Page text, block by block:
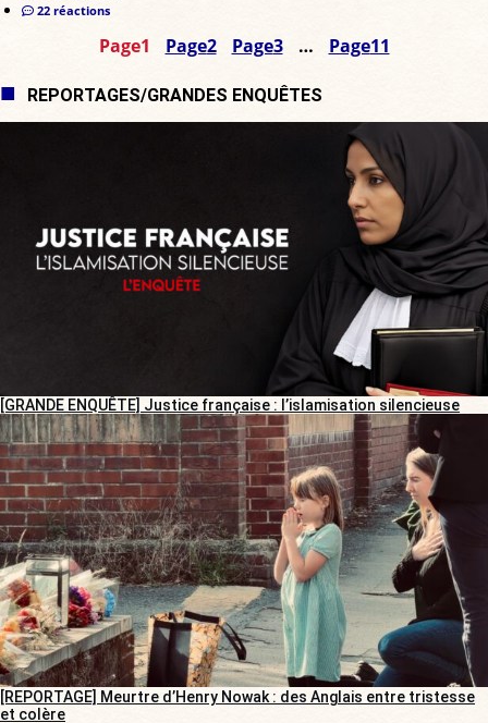
22 réactions
Page1 Page2 Page3 … Page11
REPORTAGES/GRANDES ENQUÊTES
[GRANDE ENQUÊTE] Justice française : l’islamisation silencieuse
[REPORTAGE] Meurtre d’Henry Nowak : des Anglais entre tristesse
et colère